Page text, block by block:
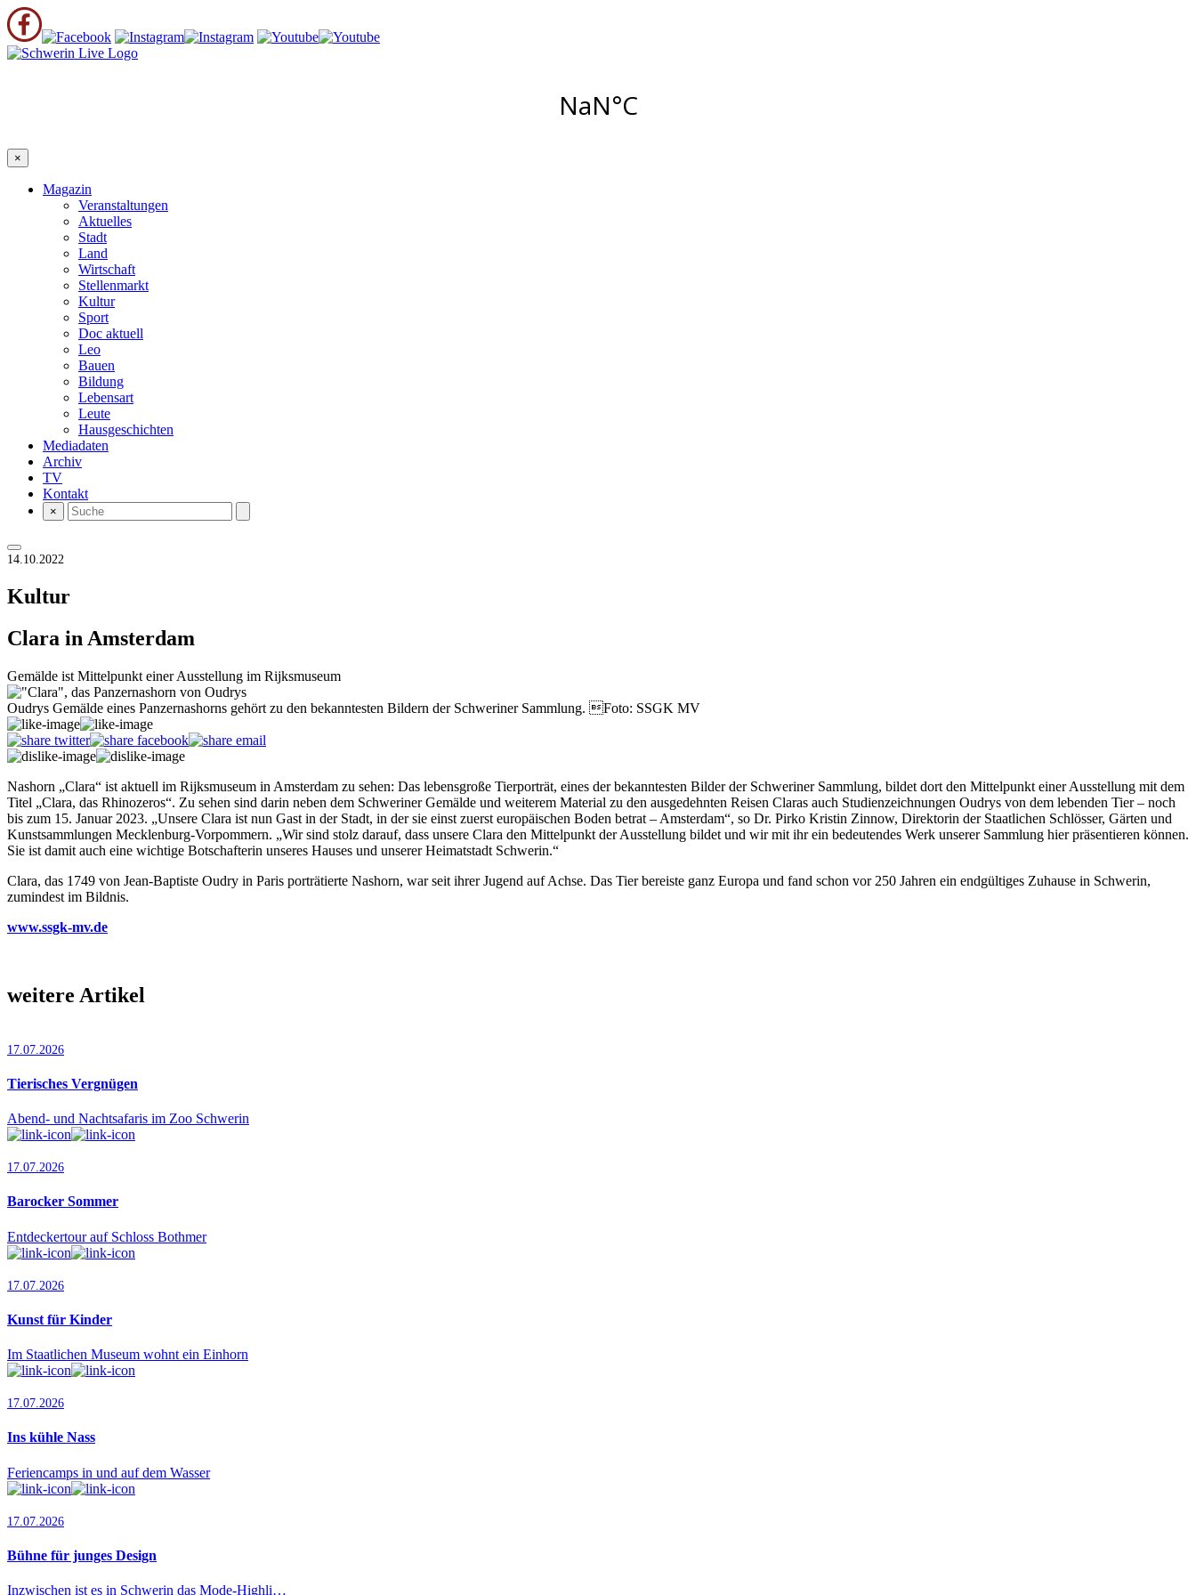
×
Magazin
Veranstaltungen
Aktuelles
Stadt
Land
Wirtschaft
Stellenmarkt
Kultur
Sport
Doc aktuell
Leo
Bauen
Bildung
Lebensart
Leute
Hausgeschichten
Mediadaten
Archiv
TV
Kontakt
×
14.10.2022
Kultur
Clara in Amsterdam
Gemälde ist Mittelpunkt einer Ausstellung im Rijksmuseum
Oudrys Gemälde eines Panzernashorns gehört zu den bekanntesten Bildern der Schweriner Sammlung. Foto: SSGK MV
Nashorn „Clara“ ist aktuell im Rijksmuseum in Amsterdam zu sehen: Das lebensgroße Tierporträt, eines der bekanntesten Bilder der Schweriner Sammlung, bildet dort den Mittelpunkt einer Ausstellung mit dem
Titel „Clara, das Rhinozeros“. Zu sehen sind darin neben dem Schweriner Gemälde und weiterem Material zu den ausgedehnten Reisen Claras auch Studienzeichnungen Oudrys von dem lebenden Tier – noch
bis zum 15. Januar 2023. „Unsere Clara ist nun Gast in der Stadt, in der sie einst zuerst europäischen Boden betrat – Amsterdam“, so Dr. Pirko Kristin Zinnow, Direktorin der Staatlichen Schlösser, Gärten und
Kunstsammlungen Mecklenburg-Vorpommern. „Wir sind stolz darauf, dass unsere Clara den Mittelpunkt der Ausstellung bildet und wir mit ihr ein bedeutendes Werk unserer Sammlung hier präsentieren können.
Sie ist damit auch eine wichtige Botschafterin unseres Hauses und unserer Heimatstadt Schwerin.“
Clara, das 1749 von Jean-Baptiste Oudry in Paris porträtierte Nashorn, war seit ihrer Jugend auf Achse. Das Tier bereiste ganz Europa und fand schon vor 250 Jahren ein endgültiges Zuhause in Schwerin,
zumindest im Bildnis.
www.ssgk-mv.de
weitere Artikel
17.07.2026
Tierisches Vergnügen
Abend- und Nachtsafaris im Zoo Schwerin
17.07.2026
Barocker Sommer
Entdeckertour auf Schloss Bothmer
17.07.2026
Kunst für Kinder
Im Staatlichen Museum wohnt ein Einhorn
17.07.2026
Ins kühle Nass
Feriencamps in und auf dem Wasser
17.07.2026
Bühne für junges Design
Inzwischen ist es in Schwerin das Mode-Highli…